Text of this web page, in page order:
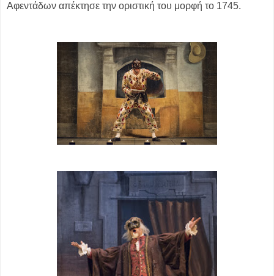
Αφεντάδων απέκτησε την οριστική του μορφή το 1745.